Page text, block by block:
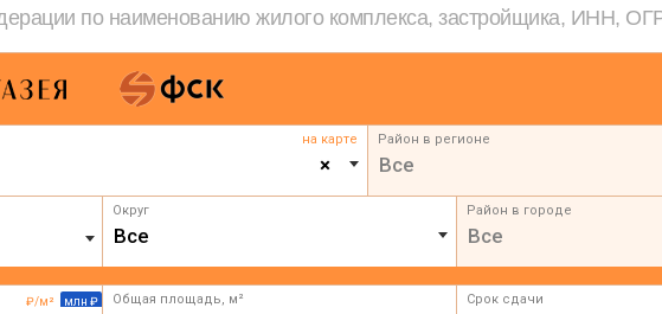
на карте
×
Район в регионе
Все
Округ
Все
Район в городе
Все
₽/м² млн ₽ Общая площадь, м² Срок сдачи